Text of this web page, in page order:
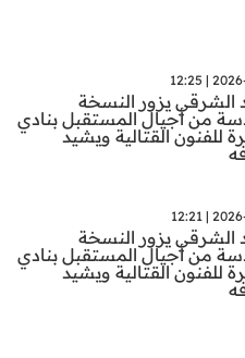
2026-
الشرقي يزور النسخة
من أجيال المستقبل بنادي
للفنون القتالية ويشيد
2026-
الشرقي يزور النسخة
من أجيال المستقبل بنادي
للفنون القتالية ويشيد